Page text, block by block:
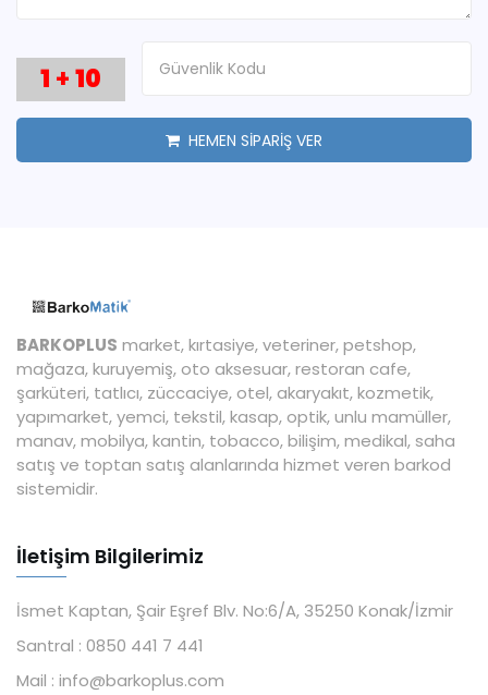
1 +10
HEMEN SİPARİŞ VER
BARKOPLUS market, kırtasiye, veteriner, petshop,
mağaza, kuruyemiş, oto aksesuar, restoran cafe,
şarküteri, tatlıcı, züccaciye, otel, akaryakıt, kozmetik,
yapımarket, yemci, tekstil, kasap, optik, unlu mamüller,
manav, mobilya, kantin, tobacco, bilişim, medikal, saha
satış ve toptan satış alanlarında hizmet veren barkod
sistemidir.
İletişim Bilgilerimiz
İsmet Kaptan, Şair Eşref Blv. No:6/A, 35250 Konak/İzmir
Santral : 0850 441 7 441
Mail : info@barkoplus.com